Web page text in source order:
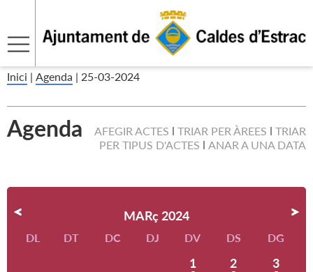
Inici | Agenda | 25-03-2024
Agenda AFEGIR ACTES TRIAR PER ÀREES
TRIAR
PER TIPUS D'ACTES
ANAR A UNA DATA
MARç 2024
DL DT DC DJ DV DS DG
1 2 3